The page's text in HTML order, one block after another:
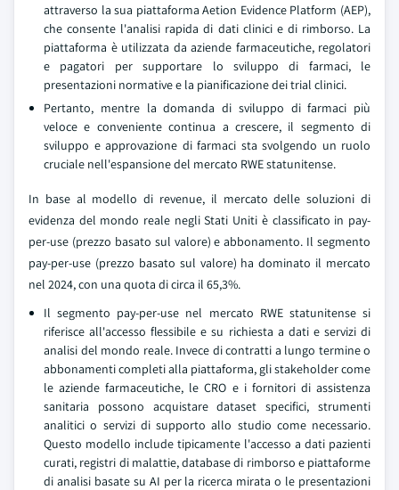
attraverso la sua piattaforma Aetion Evidence Platform (AEP),
che consente l'analisi rapida di dati clinici e di rimborso. La
piattaforma è utilizzata da aziende farmaceutiche, regolatori
e pagatori per supportare lo sviluppo di farmaci, le
presentazioni normative e la pianificazione dei trial clinici.
Pertanto, mentre la domanda di sviluppo di farmaci più
veloce e conveniente continua a crescere, il segmento di
sviluppo e approvazione di farmaci sta svolgendo un ruolo
cruciale nell'espansione del mercato RWE statunitense.
In base al modello di revenue, il mercato delle soluzioni di
evidenza del mondo reale negli Stati Uniti è classificato in pay-
per-use (prezzo basato sul valore) e abbonamento. Il segmento
pay-per-use (prezzo basato sul valore) ha dominato il mercato
nel 2024, con una quota di circa il 65,3%.
Il segmento pay-per-use nel mercato RWE statunitense si
riferisce all'accesso flessibile e su richiesta a dati e servizi di
analisi del mondo reale. Invece di contratti a lungo termine o
abbonamenti completi alla piattaforma, gli stakeholder come
le aziende farmaceutiche, le CRO e i fornitori di assistenza
sanitaria possono acquistare dataset specifici, strumenti
analitici o servizi di supporto allo studio come necessario.
Questo modello include tipicamente l'accesso a dati pazienti
curati, registri di malattie, database di rimborso e piattaforme
di analisi basate su AI per la ricerca mirata o le presentazioni